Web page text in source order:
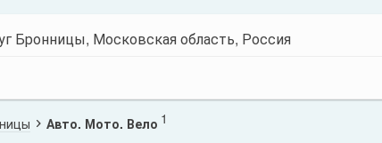
Авто. Мото. Вело 1